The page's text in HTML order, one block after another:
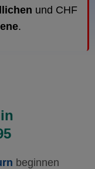
und CHF
.
beginnen